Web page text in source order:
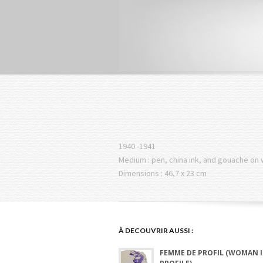
1940 -1941
Medium : pen, china ink, and gouache
Dimensions : 46,7 x 23 cm
À DECOUVRIR AUSSI :
FEMME DE PROFIL (WOMAN